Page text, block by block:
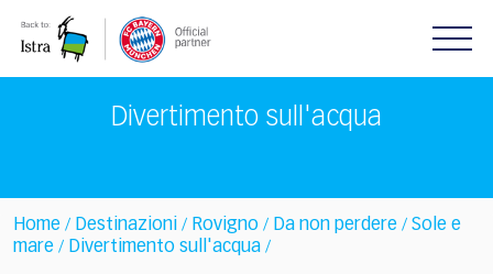
note:
Divertimento sull'acqua
Home / Destinazioni / Rovigno / Da non perdere / Sole e
mare / Divertimento sull'acqua /